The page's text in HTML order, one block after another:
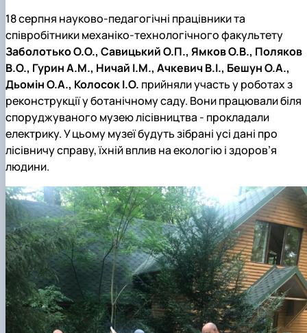
18 серпня науково-педагогічні працівники та
співробітники механіко-технологічного факультету
Заболотько О.О., Савицький О.П., Ямков О.В., Поляков
В.О., Гурин А.М., Ничай І.М., Ачкевич В.І., Бешун О.А.,
Дьомін О.А., Колосок І.О. прийняли участь у роботах з
реконструкції у ботанічному саду. Вони працювали біля
споруджуваного музею лісівництва - прокладали
електрику. У цьому музеї будуть зібрані усі дані про
лісівничу справу, їхній вплив на екологію і здоров’я
людини.